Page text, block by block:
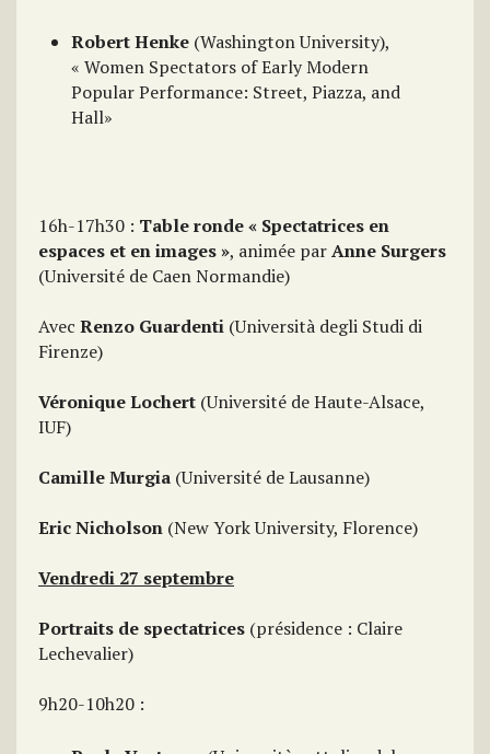
Robert Henke (Washington University),
« Women Spectators of Early Modern
Popular Performance: Street, Piazza, and
Hall»
16h-17h30 : Table ronde « Spectatrices en
espaces et en images », animée parAnne Surgers
(Université de Caen Normandie)
Avec Renzo Guardenti (Università degli Studi di
Firenze)
Véronique Lochert (Université de Haute-Alsace,
IUF)
Camille Murgia (Université de Lausanne)
Eric Nicholson (New York University, Florence)
Vendredi 27 septembre
Portraits de spectatrices (présidence : Claire
Lechevalier)
9h20-10h20 :